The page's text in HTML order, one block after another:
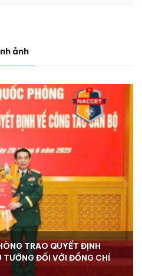
ảnh
TRAO QUYẾT ĐỊNH
TƯỚNG ĐỐI VỚI ĐỒNG CHÍ
ĐỐC NACCET